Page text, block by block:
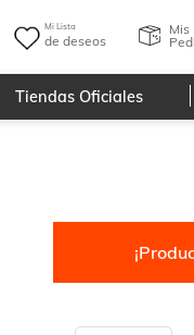
Mi Lista
de deseos
Mis
Tiendas Oficiales